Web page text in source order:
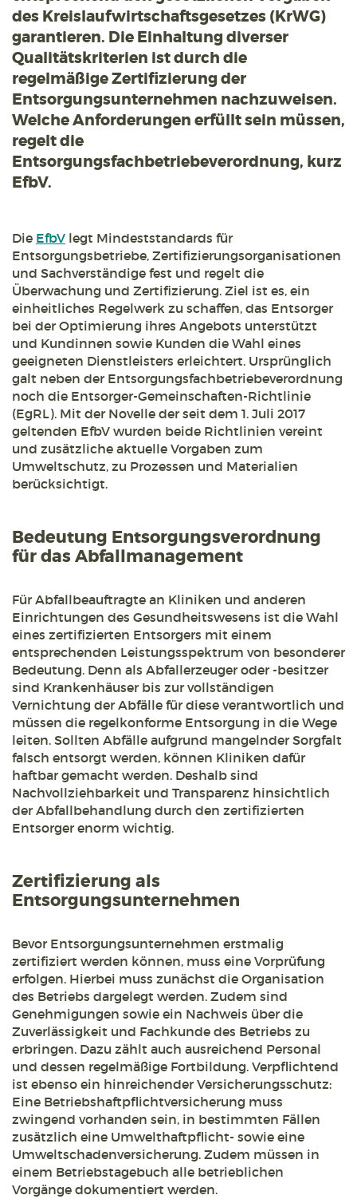
des Kreislaufwirtschaftsgesetzes (KrWG)
garantieren. Die Einhaltung diverser
Qualitätskriterien ist durch die
regelmäßige Zertifizierung der
Entsorgungsunternehmen nachzuweisen.
Welche Anforderungen erfüllt sein müssen,
regelt die
Entsorgungsfachbetriebeverordnung, kurz
EfbV.
Die EfbV legt Mindeststandards für
Entsorgungsbetriebe, Zertifizierungsorganisationen
und Sachverständige fest und regelt die
Überwachung und Zertifizierung. Ziel ist es, ein
einheitliches Regelwerk zu schaffen, das Entsorger
bei der Optimierung ihres Angebots unterstützt
und Kundinnen sowie Kunden die Wahl eines
geeigneten Dienstleisters erleichtert. Ursprünglich
galt neben der Entsorgungsfachbetriebeverordnung
noch die Entsorger-Gemeinschaften-Richtlinie
(EgRL). Mit der Novelle der seit dem 1. Juli 2017
geltenden EfbV wurden beide Richtlinien vereint
und zusätzliche aktuelle Vorgaben zum
Umweltschutz, zu Prozessen und Materialien
berücksichtigt.
Bedeutung Entsorgungsverordnung
für das Abfallmanagement
Für Abfallbeauftragte an Kliniken und anderen
Einrichtungen des Gesundheitswesens ist die Wahl
eines zertifizierten Entsorgers mit einem
entsprechenden Leistungsspektrum von besonderer
Bedeutung. Denn als Abfallerzeuger oder -besitzer
sind Krankenhäuser bis zur vollständigen
Vernichtung der Abfälle für diese verantwortlich und
müssen die regelkonforme Entsorgung in die Wege
leiten. Sollten Abfälle aufgrund mangelnder Sorgfalt
falsch entsorgt werden, können Kliniken dafür
haftbar gemacht werden. Deshalb sind
Nachvollziehbarkeit und Transparenz hinsichtlich
der Abfallbehandlung durch den zertifizierten
Entsorger enorm wichtig.
Zertifizierung als
Entsorgungsunternehmen
Bevor Entsorgungsunternehmen erstmalig
zertifiziert werden können, muss eine Vorprüfung
erfolgen. Hierbei muss zunächst die Organisation
des Betriebs dargelegt werden. Zudem sind
Genehmigungen sowie ein Nachweis über die
Zuverlässigkeit und Fachkunde des Betriebs zu
erbringen. Dazu zählt auch ausreichend Personal
und dessen regelmäßige Fortbildung. Verpflichtend
ist ebenso ein hinreichender Versicherungsschutz:
Eine Betriebshaftpflichtversicherung muss
zwingend vorhanden sein, in bestimmten Fällen
zusätzlich eine Umwelthaftpflicht- sowie eine
Umweltschadenversicherung. Zudem müssen in
einem Betriebstagebuch alle betrieblichen
Vorgänge dokumentiert werden.